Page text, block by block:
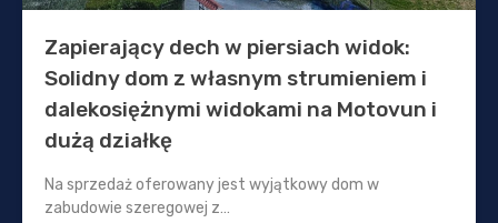
Zapierający dech w piersiach widok:
Solidny dom z własnym strumieniem i
dalekosiężnymi widokami na Motovun i
dużą działkę
Na sprzedaż oferowany jest wyjątkowy dom w
zabudowie szeregowej z…